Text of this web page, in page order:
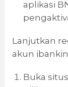
aplikasi
Lanjutkan
akun
Buka